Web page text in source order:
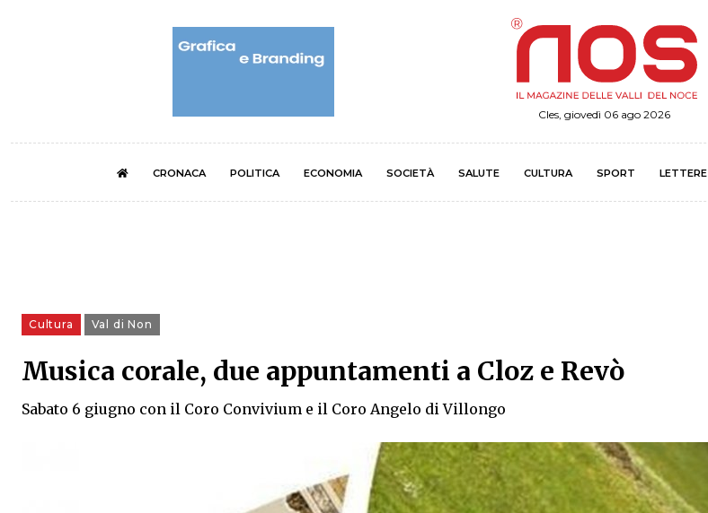
Cles, giovedì 06 ago 2026
CRONACA POLITICA ECONOMIA SOCIETÀ SALUTE CULTURA SPORT LETTERE
Cultura Val di Non
Musica corale, due appuntamenti a Cloz e Revò
Sabato 6 giugno con il Coro Convivium e il Coro Angelo di Villongo